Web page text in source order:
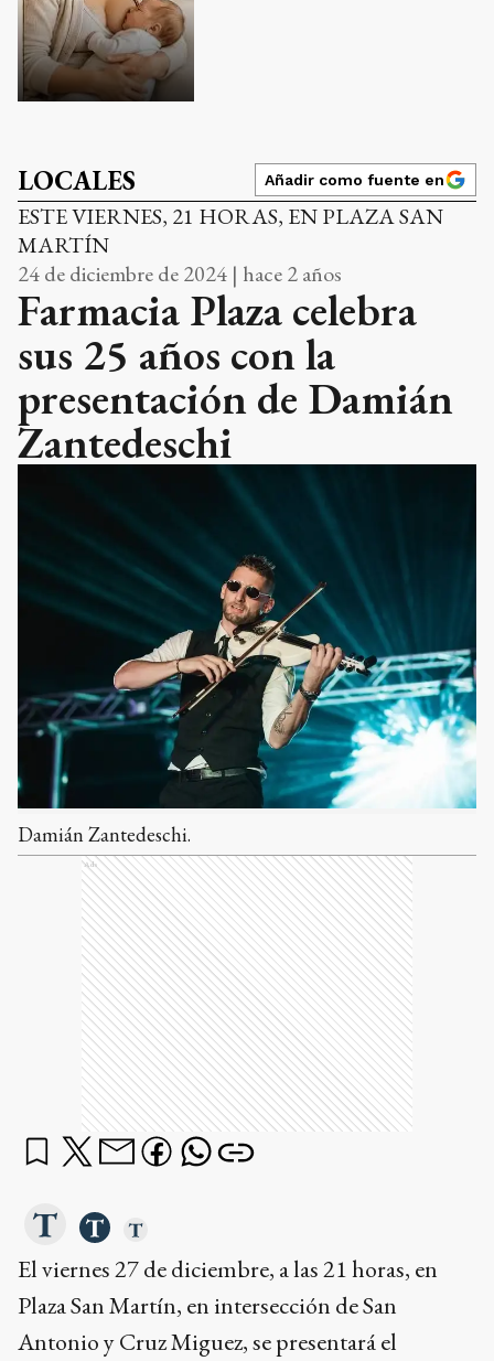
LOCALES Añadir como fuente en
ESTE VIERNES, 21 HORAS, EN PLAZA SAN
MARTÍN
24 de diciembre de 2024 | hace 2 años
Farmacia Plaza celebra
sus 25 años con la
presentación de Damián
Zantedeschi
Damián Zantedeschi.
Ads
El viernes 27 de diciembre, a las 21 horas, en
Plaza San Martín, en intersección de San
Antonio y Cruz Miguez, se presentará el